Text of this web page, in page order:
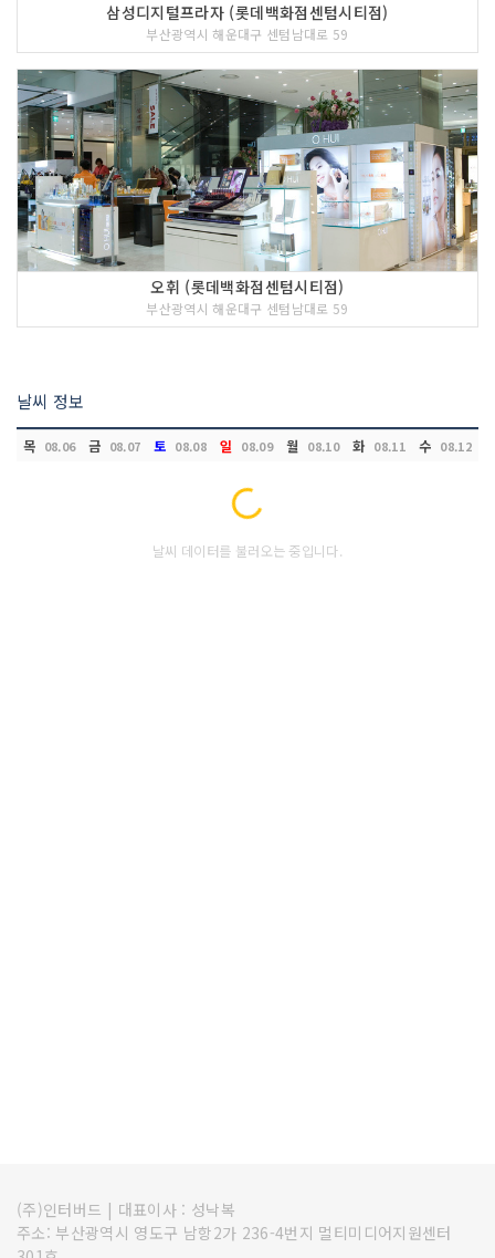
삼성디지털프라자 (롯데백화점센텀시티점)
부산광역시 해운대구 센텀남대로 59
오휘 (롯데백화점센텀시티점)
부산광역시 해운대구 센텀남대로 59
날씨 정보
목 08.06 금 08.07 토 08.08 일 08.09 월 08.10 화 08.11 수 08.12
Loading...
날씨 데이터를 불러오는 중입니다.
(주)인터버드 | 대표이사 : 성낙복
주소: 부산광역시 영도구 남항2가 236-4번지 멀티미디어지원센터